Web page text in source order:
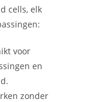
cells, elk
voor
en
zonder